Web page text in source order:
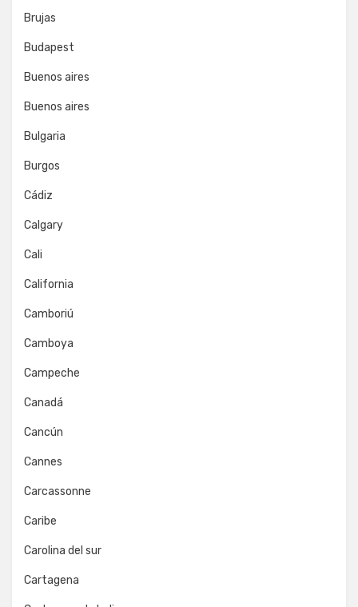
Brujas
Budapest
Buenos aires
Buenos aires
Bulgaria
Burgos
Cádiz
Calgary
Cali
California
Camboriú
Camboya
Campeche
Canadá
Cancún
Cannes
Carcassonne
Caribe
Carolina del sur
Cartagena